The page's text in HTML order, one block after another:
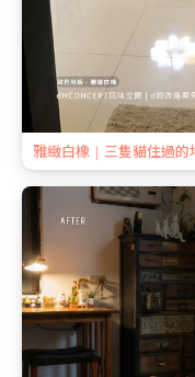
雅緻白橡｜三隻貓住過的